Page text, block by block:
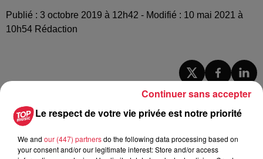
Publié : 3 octobre 2019 à 12h42 - Modifié : 10 mai 2021 à
10h54 Rédaction
À Hoerdt, de l’eau brune sort des
robinets
Le respect de votre vie privée est notre priorité
We and our (447) partnersdo the following data processing based on
your consent and/or our legitimate interest: Store and/or access
Continuer sans accepter